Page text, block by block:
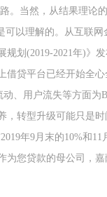
。当然，从结果理论
以理解的。从互联
划(2019-2021年)》
贷平台已经开始全
、用户流失等方面为
转型升级可能只是
年9月末的10%和11
为您贷款的母公司，